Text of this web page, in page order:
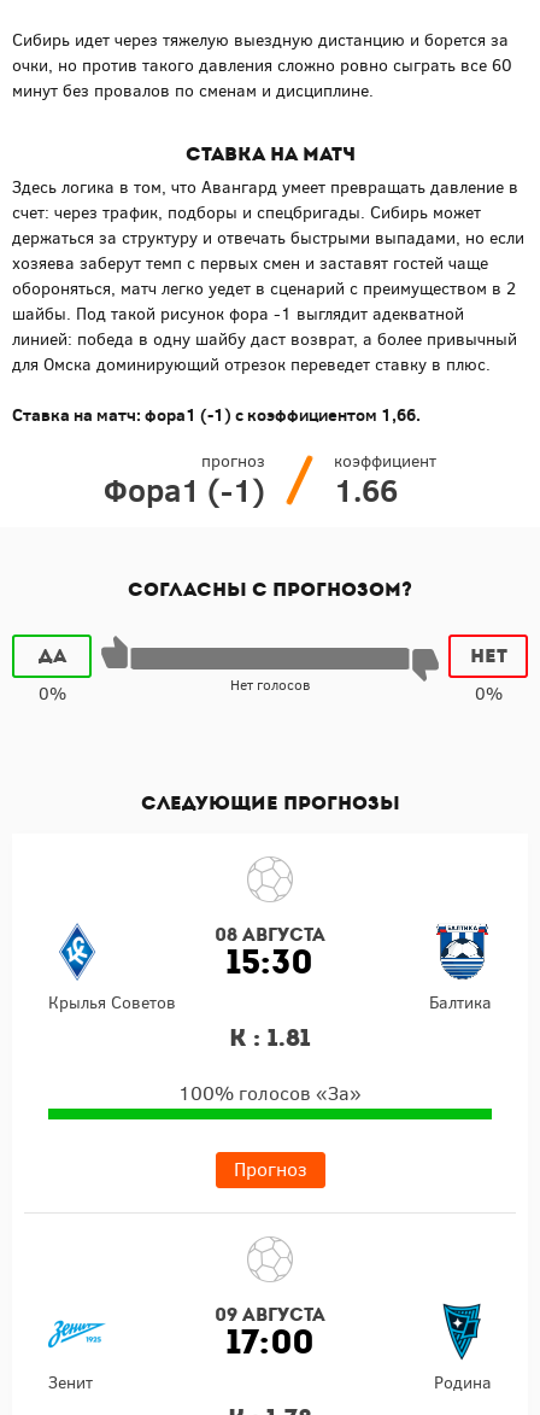
Сибирь идет через тяжелую выездную дистанцию и борется за
очки, но против такого давления сложно ровно сыграть все 60
минут без провалов по сменам и дисциплине.
Ставка на матч
Здесь логика в том, что Авангард умеет превращать давление в
счет: через трафик, подборы и спецбригады. Сибирь может
держаться за структуру и отвечать быстрыми выпадами, но если
хозяева заберут темп с первых смен и заставят гостей чаще
обороняться, матч легко уедет в сценарий с преимуществом в 2
шайбы. Под такой рисунок фора -1 выглядит адекватной
линией: победа в одну шайбу даст возврат, а более привычный
для Омска доминирующий отрезок переведет ставку в плюс.
Ставка на матч: фора1 (-1) с коэффициентом 1,66.
прогноз
Фора1 (-1)
коэффициент
1.66
Согласны с прогнозом?
Да
0%
Нет голосов
Нет
0%
Следующие прогнозы
08 августа
15:30
Крылья Советов Балтика
К : 1.81
100% голосов «За»
Прогноз
09 августа
17:00
Зенит Родина